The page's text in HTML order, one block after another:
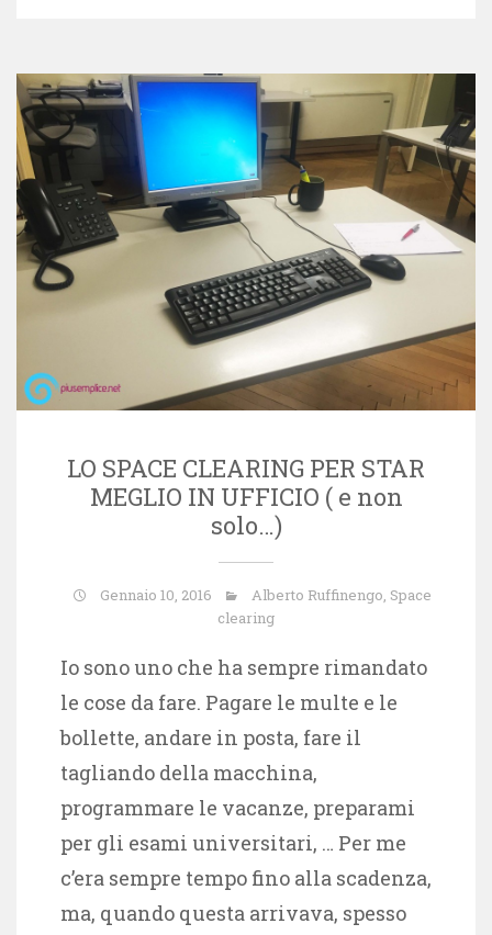
LO SPACE CLEARING PER STAR
MEGLIO IN UFFICIO ( e non
solo…)
Gennaio 10, 2016 Alberto Ruffinengo, Space
clearing
Io sono uno che ha sempre rimandato
le cose da fare. Pagare le multe e le
bollette, andare in posta, fare il
tagliando della macchina,
programmare le vacanze, preparami
per gli esami universitari, … Per me
c’era sempre tempo fino alla scadenza,
ma, quando questa arrivava, spesso